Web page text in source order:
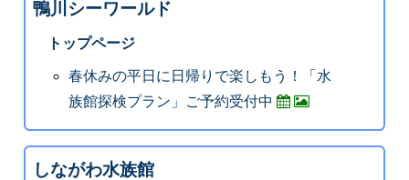
鴨川シーワールド
トップページ
春休みの平日に日帰りで楽しもう！「水
族館探検プラン」ご予約受付中
しながわ水族館